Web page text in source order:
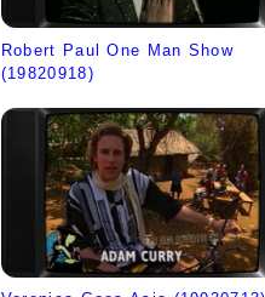
Robert Paul One Man Show
(19820918)